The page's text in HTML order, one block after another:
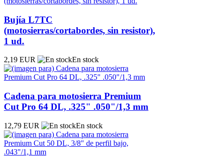
Bujía L7TC
(motosierras/cortabordes, sin resistor),
1 ud.
2,19 EUR En stock
Cadena para motosierra Premium
Cut Pro 64 DL, .325" .050"/1,3 mm
12,79 EUR En stock